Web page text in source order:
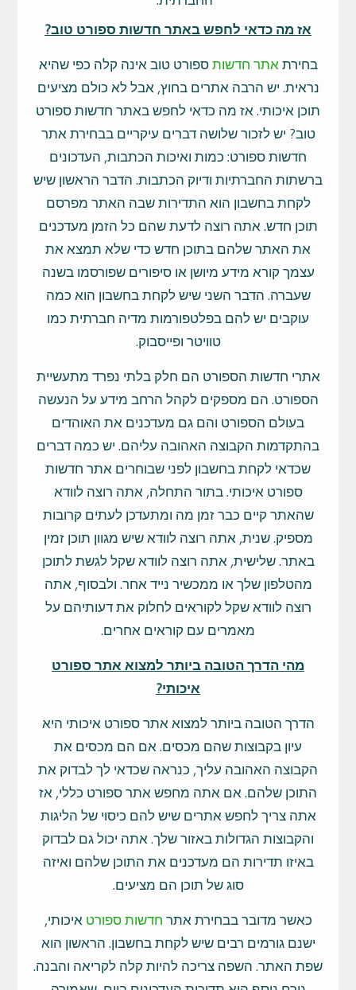
אז מה כדאי לחפש באתר חדשות ספורט טוב?
בחירתאתר חדשותספורט טוב אינה קלה כפי שהיא
נראית. יש הרבה אתרים בחוץ, אבל לא כולם מציעים
תוכן איכותי. אז מה כדאי לחפש באתר חדשות ספורט
טוב? יש לזכור שלושה דברים עיקריים בבחירת אתר
חדשות ספורט: כמות ואיכות הכתבות, העדכונים
ברשתות החברתיות ודיוק הכתבות. הדבר הראשון שיש
לקחת בחשבון הוא התדירות שבה האתר מפרסם
תוכן חדש. אתה רוצה לדעת שהם כל הזמן מעדכנים
את האתר שלהם בתוכן חדש כדי שלא תמצא את
עצמך קורא מידע מיושן או סיפורים שפורסמו בשנה
שעברה. הדבר השני שיש לקחת בחשבון הוא כמה
עוקבים יש להם בפלטפורמות מדיה חברתית כמו
טוויטר ופייסבוק.
אתרי חדשות הספורט הם חלק בלתי נפרד מתעשיית
הספורט. הם מספקים לקהל הרחב מידע על הנעשה
בעולם הספורט והם גם מעדכנים את האוהדים
בהתקדמות הקבוצה האהובה עליהם. יש כמה דברים
שכדאי לקחת בחשבון לפני שבוחרים אתר חדשות
ספורט איכותי. בתור התחלה, אתה רוצה לוודא
שהאתר קיים כבר זמן מה ומתעדכן לעתים קרובות
מספיק. שנית, אתה רוצה לוודא שיש מגוון תוכן זמין
באתר. שלישית, אתה רוצה לוודא שקל לגשת לתוכן
מהטלפון שלך או ממכשיר נייד אחר. ולבסוף, אתה
רוצה לוודא שקל לקוראים לחלוק את דעותיהם על
מאמרים עם קוראים אחרים.
מהי הדרך הטובה ביותר למצוא אתר ספורט
איכותי?
הדרך הטובה ביותר למצוא אתר ספורט איכותי היא
עיון בקבוצות שהם מכסים. אם הם מכסים את
הקבוצה האהובה עליך, כנראה שכדאי לך לבדוק את
התוכן שלהם. אם אתה מחפש אתר ספורט כללי, אז
אתה צריך לחפש אתרים שיש להם כיסוי של הליגות
והקבוצות הגדולות באזור שלך. אתה יכול גם לבדוק
באיזו תדירות הם מעדכנים את התוכן שלהם ואיזה
סוג של תוכן הם מציעים.
כאשר מדובר בבחירת אתר חדשות ספורט איכותי,
ישנם גורמים רבים שיש לקחת בחשבון. הראשון הוא
שפת האתר. השפה צריכה להיות קלה לקריאה והבנה.